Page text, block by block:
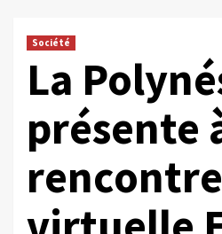
Société
La
présente
rencontre